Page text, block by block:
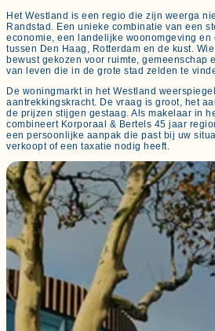
Het Westland is een regio die zijn weerga
Randstad. Een unieke combinatie van een
economie, een landelijke woonomgeving en
tussen Den Haag, Rotterdam en de kust.
bewust gekozen voor ruimte, gemeenschap
van leven die in de grote stad zelden te
De woningmarkt in het Westland
aantrekkingskracht. De vraag is groot, het
de prijzen stijgen gestaag. Als makelaar in
combineert Korporaal & Bertels 45 jaar
een persoonlijke aanpak die past bij uw
verkoopt of een taxatie nodig heeft.